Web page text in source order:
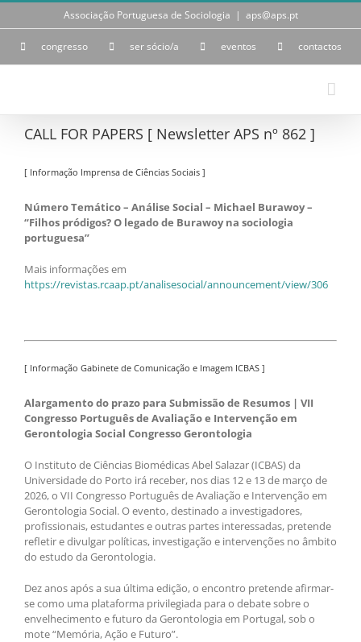
Skip
Associação Portuguesa de Sociologia | aps@aps.pt
congresso ser sócio/a eventos contactos
CALL FOR PAPERS [ Newsletter APS nº 862 ]
[ Informação Imprensa de Ciências Sociais ]
Número Temático – Análise Social – Michael Burawoy –
“Filhos pródigos? O legado de Burawoy na sociologia
portuguesa”
Mais informações em
https://revistas.rcaap.pt/analisesocial/announcement/view/306
[ Informação Gabinete de Comunicação e Imagem ICBAS ]
Alargamento do prazo para Submissão de Resumos | VII
Congresso Português de Avaliação e Intervenção em
Gerontologia Social Congresso Gerontologia
O Instituto de Ciências Biomédicas Abel Salazar (ICBAS) da
Universidade do Porto irá receber, nos dias 12 e 13 de março de
2026, o VII Congresso Português de Avaliação e Intervenção em
Gerontologia Social. O evento, destinado a investigadores,
profissionais, estudantes e outras partes interessadas, pretende
refletir e divulgar políticas, investigação e intervenções no âmbito
do estudo da Gerontologia.
Dez anos após a sua última edição, o encontro pretende afirmar-
se como uma plataforma privilegiada para o debate sobre o
envelhecimento e futuro da Gerontologia em Portugal, sob o
mote “Memória, Ação e Futuro”.